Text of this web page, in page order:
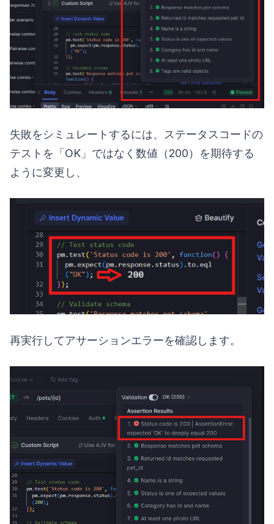
失敗をシミュレートするには、ステータスコードの
テストを「OK」ではなく数値（200）を期待する
ように変更し、
再実行してアサーションエラーを確認します。